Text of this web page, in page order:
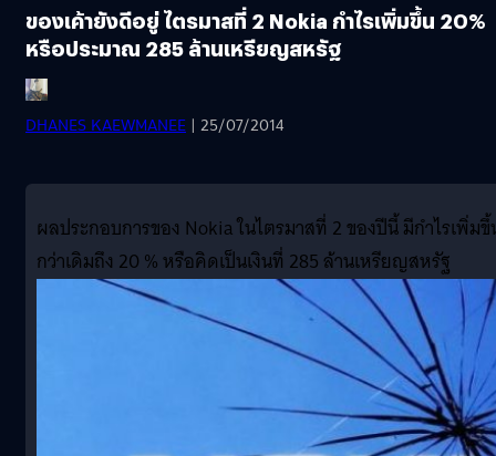
ของเค้ายังดีอยู่ ไตรมาสที่ 2 Nokia กำไรเพิ่มขึ้น 20%
หรือประมาณ 285 ล้านเหรียญสหรัฐ
DHANES KAEWMANEE | 25/07/2014
ผลประกอบการของ Nokia ในไตรมาสที่ 2 ของปีนี้ มีกำไรเพิ่ม
กว่าเดิมถึง 20 % หรือคิดเป็นเงินที่ 285 ล้านเหรียญสหรัฐ